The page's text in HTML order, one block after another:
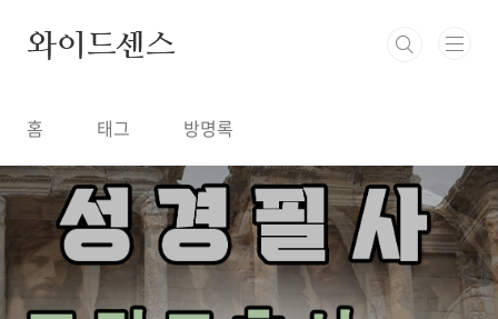
와이드센스
홈 태그 방명록